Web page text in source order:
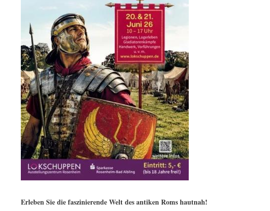
Erleben Sie die faszinierende Welt des antiken Roms hautnah!